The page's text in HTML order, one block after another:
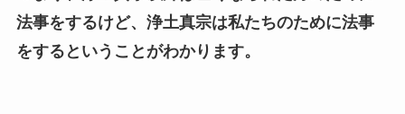
法事をするけど、浄土真宗は私たちのために法事
をするということがわかります。